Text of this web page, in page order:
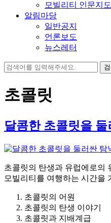
모빌리티 인문지도
알림마당
일반공지
언론보도
뉴스레터
검
초콜릿
달콤한 초콜릿을
초콜릿의 탄생과 유럽에로의
모빌리티를 여행하는 시간을
초콜릿의 어원
초콜릿의 탄생 이야기
초콜릿과 지배계급